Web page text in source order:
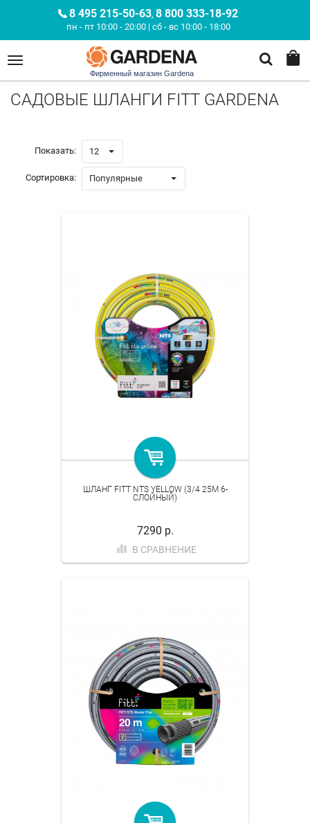
8 495 215-50-63, 8 800 333-18-92
пн - пт 10:00 - 20:00 | сб - вс 10:00 - 18:00
Фирменный магазин Gardena
САДОВЫЕ ШЛАНГИ FITT GARDENA
Показать: 12
Сортировка: Популярные
ШЛАНГ FITT NTS YELLOW (3/4 25M 6-
СЛОЙНЫЙ)
7290 р.
В СРАВНЕНИЕ